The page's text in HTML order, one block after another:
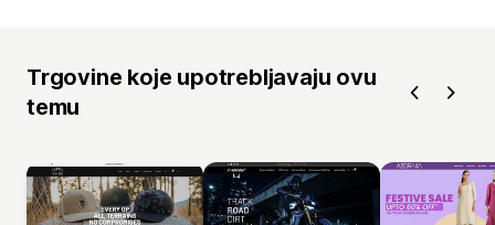
Trgovine koje upotrebljavaju ovu
temu